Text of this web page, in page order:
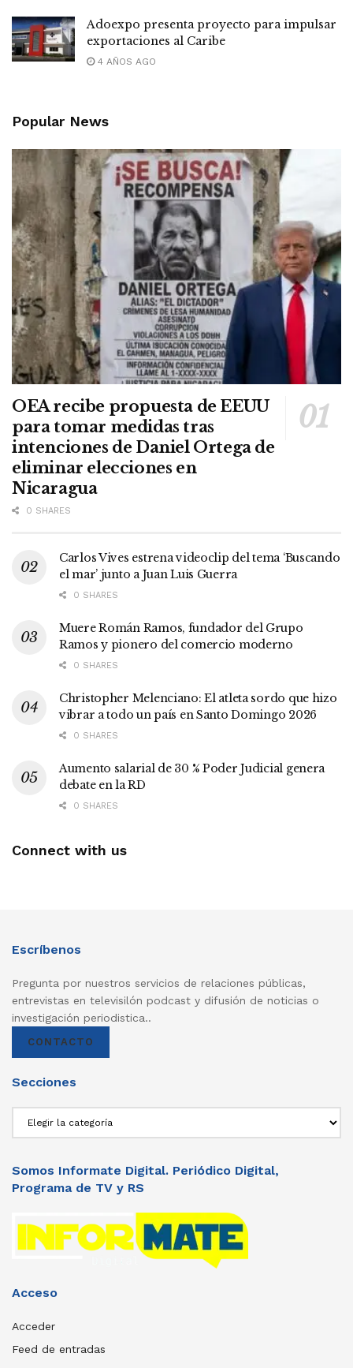
Adoexpo presenta proyecto para impulsar
exportaciones al Caribe
4 AÑOS AGO
Popular News
OEA recibe propuesta de EEUU
para tomar medidas tras
intenciones de Daniel Ortega de
eliminar elecciones en
Nicaragua
0 SHARES
Carlos Vives estrena videoclip del tema ‘Buscando
el mar’ junto a Juan Luis Guerra
0 SHARES
Muere Román Ramos, fundador del Grupo
Ramos y pionero del comercio moderno
0 SHARES
Christopher Melenciano: El atleta sordo que hizo
vibrar a todo un país en Santo Domingo 2026
0 SHARES
Aumento salarial de 30 % Poder Judicial genera
debate en la RD
0 SHARES
Connect with us
Escríbenos
Pregunta por nuestros servicios de relaciones públicas,
entrevistas en televisilón podcast y difusión de noticias o
investigación periodistica..
CONTACTO
Secciones
Somos Informate Digital. Periódico Digital,
Programa de TV y RS
Acceso
Acceder
Feed de entradas